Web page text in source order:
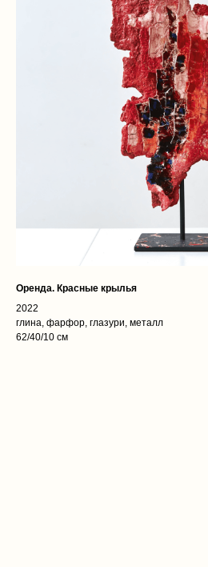
Оренда. Красные крылья
2022
глина, фарфор, глазури, металл
62/40/10 см